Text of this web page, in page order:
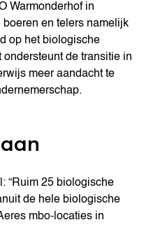
Warmonderhof in
boeren en telers namelijk
op het biologische
de transitie in
meer aandacht te
“Ruim 25 biologische
de hele biologische
mbo-locaties in